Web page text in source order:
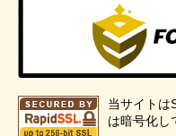
当サイトは
は暗号化し